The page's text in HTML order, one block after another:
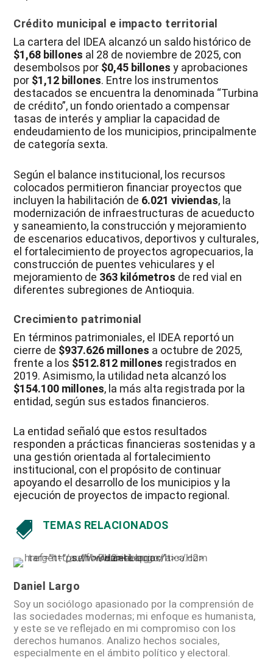
Crédito municipal e impacto territorial
La cartera del IDEA alcanzó un saldo histórico de
$1,68 billones al 28 de noviembre de 2025, con
desembolsos por $0,45 billones y aprobaciones
por $1,12 billones. Entre los instrumentos
destacados se encuentra la denominada “Turbina
de crédito”, un fondo orientado a compensar
tasas de interés y ampliar la capacidad de
endeudamiento de los municipios, principalmente
de categoría sexta.
Según el balance institucional, los recursos
colocados permitieron financiar proyectos que
incluyen la habilitación de 6.021 viviendas, la
modernización de infraestructuras de acueducto
y saneamiento, la construcción y mejoramiento
de escenarios educativos, deportivos y culturales,
el fortalecimiento de proyectos agropecuarios, la
construcción de puentes vehiculares y el
mejoramiento de 363 kilómetros de red vial en
diferentes subregiones de Antioquia.
Crecimiento patrimonial
En términos patrimoniales, el IDEA reportó un
cierre de $937.626 millones a octubre de 2025,
frente a los $512.812 millones registrados en
2019. Asimismo, la utilidad neta alcanzó los
$154.100 millones, la más alta registrada por la
entidad, según sus estados financieros.
La entidad señaló que estos resultados
responden a prácticas financieras sostenidas y a
una gestión orientada al fortalecimiento
institucional, con el propósito de continuar
apoyando el desarrollo de los municipios y la
ejecución de proyectos de impacto regional.
 TEMAS RELACIONADOS
Daniel Largo
Soy un sociólogo apasionado por la comprensión de
las sociedades modernas; mi enfoque es humanista,
y este se ve reflejado en mi compromiso con los
derechos humanos. Analizo hechos sociales,
especialmente en el ámbito político y electoral.